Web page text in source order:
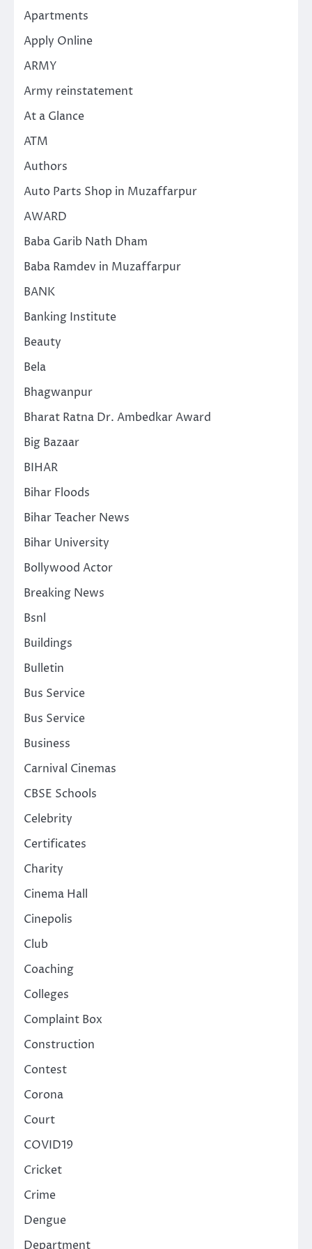
Apartments
Apply Online
ARMY
Army reinstatement
At a Glance
ATM
Authors
Auto Parts Shop in Muzaffarpur
AWARD
Baba Garib Nath Dham
Baba Ramdev in Muzaffarpur
BANK
Banking Institute
Beauty
Bela
Bhagwanpur
Bharat Ratna Dr. Ambedkar Award
Big Bazaar
BIHAR
Bihar Floods
Bihar Teacher News
Bihar University
Bollywood Actor
Breaking News
Bsnl
Buildings
Bulletin
Bus Service
Bus Service
Business
Carnival Cinemas
CBSE Schools
Celebrity
Certificates
Charity
Cinema Hall
Cinepolis
Club
Coaching
Colleges
Complaint Box
Construction
Contest
Corona
Court
COVID19
Cricket
Crime
Dengue
Department